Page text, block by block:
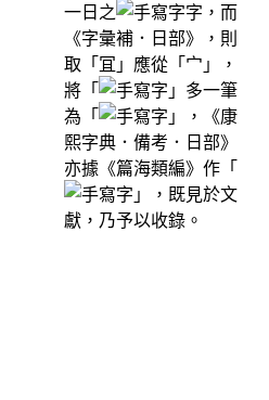
一日之
字，而
《字彙補．日部》，則
取「冝」應從「宀」，
將「
」多一筆
為「
」，《康
熙字典．備考．日部》
亦據《篇海類編》作「
」，既見於文
獻，乃予以收錄。